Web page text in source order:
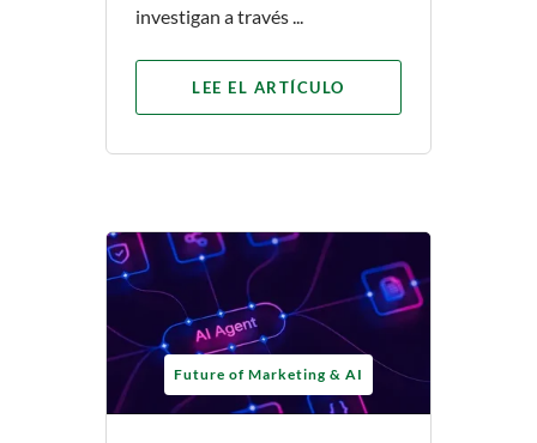
investigan a través ...
LEE EL ARTÍCULO
Future of Marketing & AI